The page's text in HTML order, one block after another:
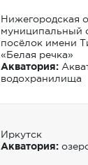
Нижегородская
муниципальный
посёлок имени
«Белая речка»
Акватория:
водохранилища
Иркутск
Акватория: